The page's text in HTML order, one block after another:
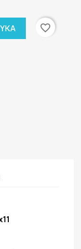
favorite_border